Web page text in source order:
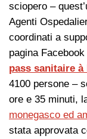
sciopero –
Agenti
coordinati a
pagina Facebook
pass sanitaire à
4100 persone –
ore e 35 minuti,
monegasco ed
stata approvata